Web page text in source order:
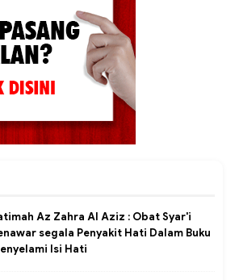
Az Zahra Al Aziz : Obat Syar'i
segala Penyakit Hati Dalam Buku
Isi Hati